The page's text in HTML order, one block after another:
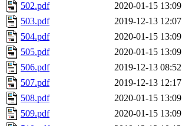
502.pdf
2020-01-15 13:09
503.pdf
2019-12-13 12:07
504.pdf
2020-01-15 13:09
505.pdf
2020-01-15 13:09
506.pdf
2019-12-13 08:52
507.pdf
2019-12-13 12:17
508.pdf
2020-01-15 13:09
509.pdf
2020-01-15 13:09